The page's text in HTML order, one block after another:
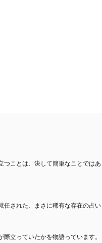
つことは、決して簡単なことではあ
任された、まさに稀有な存在の占い
立っていたかを物語っています。